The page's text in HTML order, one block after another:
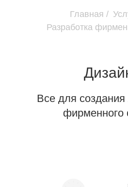
Главная /
Разработка
Все для создания
фирменного